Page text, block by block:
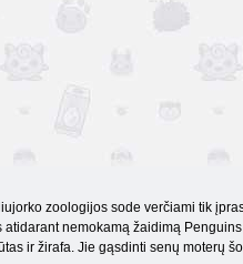
zoologijos sode verčiami tik
nemokamą žaidimą
ir žirafa. Jie gąsdinti senų moterų